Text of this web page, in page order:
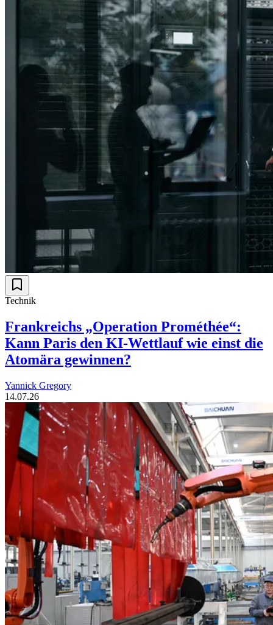
Technik
Frankreichs „Operation Prométhée“:
Kann Paris den KI-Wettlauf wie einst die
Atomära gewinnen?
Yannick Gregory
14.07.26